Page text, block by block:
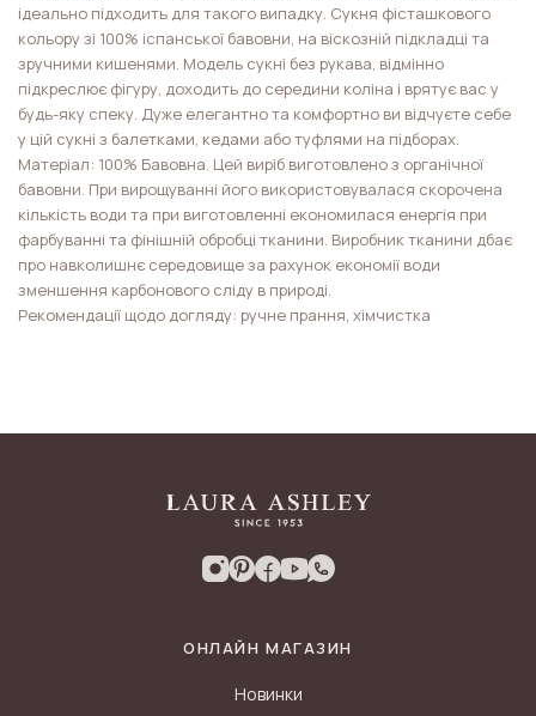
ідеально підходить для такого випадку. Сукня фісташкового
кольору зі 100% іспанської бавовни, на віскозній підкладці та
зручними кишенями. Модель сукні без рукава, відмінно
підкреслює фігуру, доходить до середини коліна і врятує вас у
будь-яку спеку. Дуже елегантно та комфортно ви відчуєте себе
у цій сукні з балетками, кедами або туфлями на підборах.
Матеріал: 100% Бавовна. Цей виріб виготовлено з органічної
бавовни. При вирощуванні його використовувалася скорочена
кількість води та при виготовленні економилася енергія при
фарбуванні та фінішній обробці тканини. Виробник тканини дбає
про навколишнє середовище за рахунок економії води
зменшення карбонового сліду в природі.
Рекомендації щодо догляду: ручне прання, хімчистка
ОНЛАЙН МАГАЗИН
Новинки